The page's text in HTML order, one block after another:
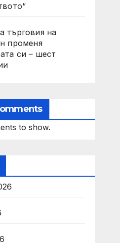
търговия на
променя
си – шест
to show.